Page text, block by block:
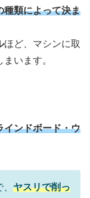
種類によって決ま
ほど、マシンに取
います。
インドボード・ウ
ヤスリで削っ